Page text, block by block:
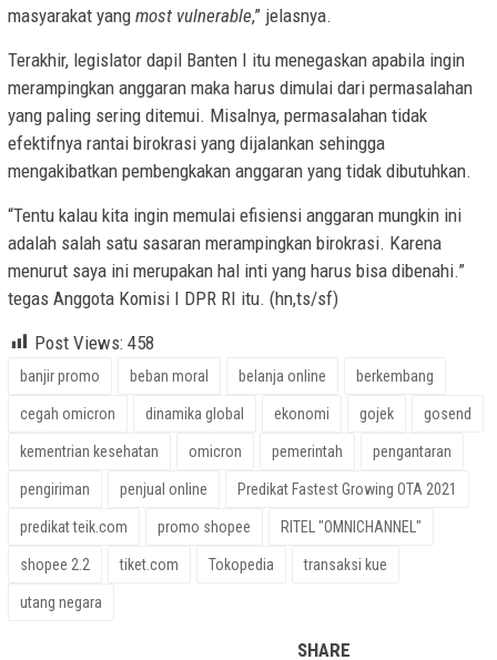
masyarakat yang most vulnerable,” jelasnya.
Terakhir, legislator dapil Banten I itu menegaskan apabila ingin
merampingkan anggaran maka harus dimulai dari permasalahan
yang paling sering ditemui. Misalnya, permasalahan tidak
efektifnya rantai birokrasi yang dijalankan sehingga
mengakibatkan pembengkakan anggaran yang tidak dibutuhkan.
“Tentu kalau kita ingin memulai efisiensi anggaran mungkin ini
adalah salah satu sasaran merampingkan birokrasi. Karena
menurut saya ini merupakan hal inti yang harus bisa dibenahi.”
tegas Anggota Komisi I DPR RI itu. (hn,ts/sf)
Post Views: 458
banjir promo beban moral belanja online berkembang
cegah omicron dinamika global ekonomi gojek gosend
kementrian kesehatan omicron pemerintah pengantaran
pengiriman penjual online Predikat Fastest Growing OTA 2021
predikat teik.com promo shopee RITEL "OMNICHANNEL"
shopee 2.2 tiket.com Tokopedia transaksi kue
utang negara
SHARE